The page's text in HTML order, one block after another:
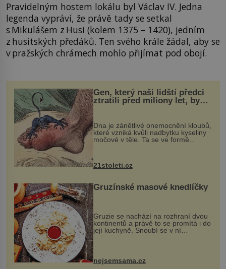
Pravidelným hostem lokálu byl Václav IV. Jedna
legenda vypráví, že právě tady se setkal
s Mikulášem z Husi (kolem 1375 – 1420), jedním
z husitských předáků. Ten svého krále žádal, aby se
v pražských chrámech mohlo přijímat pod obojí.
Gen, který naši lidští předci
ztratili před miliony let, by
mohl pomoci s léčbou
„nemoci králů“
Dna je zánětlivé onemocnění kloubů,
které vzniká kvůli nadbytku kyseliny
močové v těle. Ta se ve formě
nohou, a způsobuje bole...
21stoleti.cz
Gruzínské masové knedlíčky
Gruzie se nachází na rozhraní dvou
kontinentů a právě to se promítá i do
její kuchyně. Snoubí se v ní
evropské a asijské chutě a díky tomu
vznikají rozmanité a chuťově bohaté
pokrmy, které rozhodně st...
nejsemsama.cz